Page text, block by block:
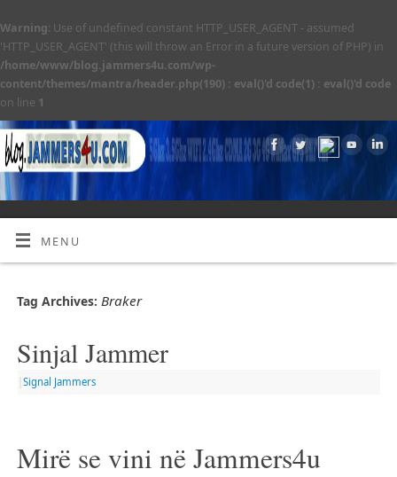
Warning: Use of undefined constant HTTP_USER_AGENT - assumed
'HTTP_USER_AGENT' (this will throw an Error in a future version of PHP) in
/home/www/blog.jammers4u.com/wp-
content/themes/mantra/header.php(190) : eval()'d code(1) : eval()'d code
on line 1
MENU
Tag Archives: Braker
Sinjal Jammer
Signal Jammers
Mirë se vini në Jammers4u